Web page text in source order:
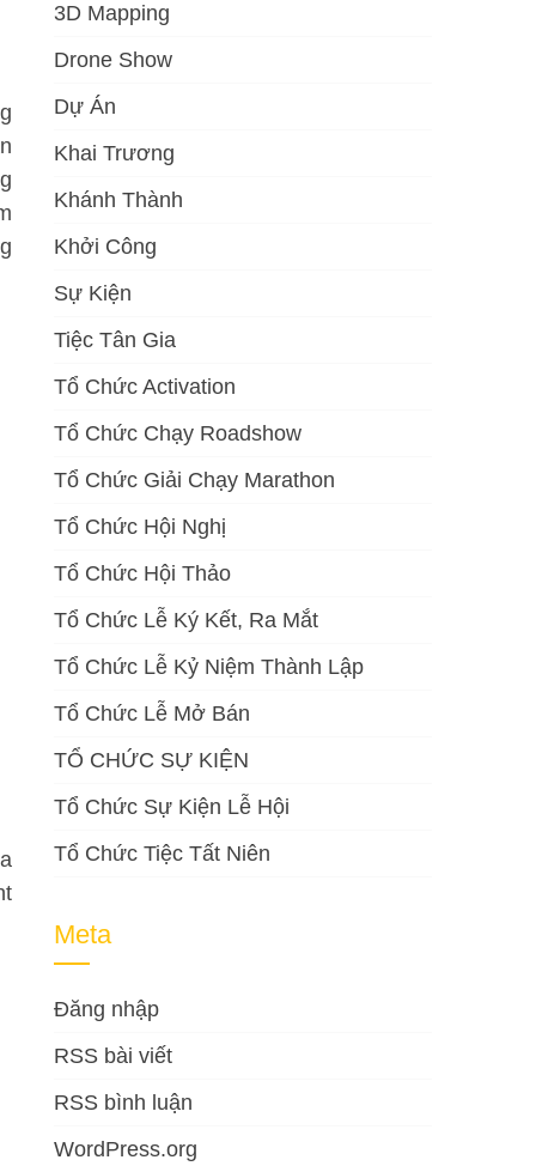
3D Mapping
Drone Show
Dự Án
Khai Trương
Khánh Thành
Khởi Công
Sự Kiện
Tiệc Tân Gia
Tổ Chức Activation
Tổ Chức Chạy Roadshow
Tổ Chức Giải Chạy Marathon
Tổ Chức Hội Nghị
Tổ Chức Hội Thảo
Tổ Chức Lễ Ký Kết, Ra Mắt
Tổ Chức Lễ Kỷ Niệm Thành Lập
Tổ Chức Lễ Mở Bán
TỔ CHỨC SỰ KIỆN
Tổ Chức Sự Kiện Lễ Hội
Tổ Chức Tiệc Tất Niên
Meta
Đăng nhập
RSS bài viết
RSS bình luận
WordPress.org